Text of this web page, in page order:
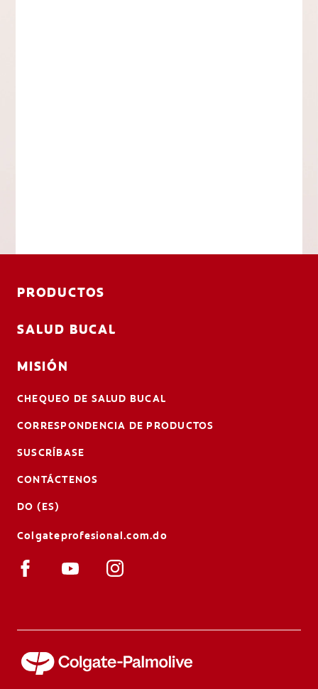
PRODUCTOS
SALUD BUCAL
MISIÓN
CHEQUEO DE SALUD BUCAL
CORRESPONDENCIA DE PRODUCTOS
SUSCRÍBASE
CONTÁCTENOS
DO (ES)
Colgateprofesional.com.do